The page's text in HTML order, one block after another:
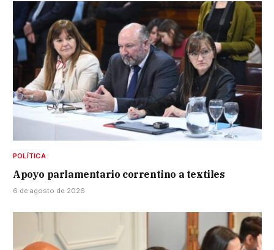
POLÍTICA
Apoyo parlamentario correntino a textiles
6 de agosto de 2026